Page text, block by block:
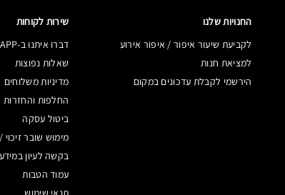
החנויות שלנו
לקביעת שיעור איפור / איפור אירוע
למציאת חנות
הירשמי לקבלת עדכונים במקום
שירות לקוחות
דברו איתנו ב-WHATSAPP
שאלות נפוצות
מדיניות משלוחים
החלפות והחזרות
ביטול עסקה
מימוש שובר זיכוי / GIFT CARD
בקשה לעיון במידע
עמוד הטבות